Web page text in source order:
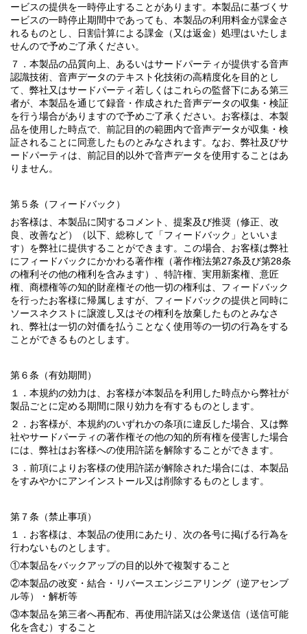
ービスの提供を一時停止することがあります。本製品に基づくサ
ービスの一時停止期間中であっても、本製品の利用料金が課金さ
れるものとし、日割計算による課金（又は返金）処理はいたしま
せんので予めご了承ください。
７．本製品の品質向上、あるいはサードパーティが提供する音声
認識技術、音声データのテキスト化技術の高精度化を目的とし
て、弊社又はサードパーティ若しくはこれらの監督下にある第三
者が、本製品を通じて録音・作成された音声データの収集・検証
を行う場合がありますので予めご了承ください。お客様は、本製
品を使用した時点で、前記目的の範囲内で音声データが収集・検
証されることに同意したものとみなされます。なお、弊社及びサ
ードパーティは、前記目的以外で音声データを使用することはあ
りません。
第５条（フィードバック）
お客様は、本製品に関するコメント、提案及び推奨（修正、改
良、改善など）（以下、総称して「フィードバック」といいま
す）を弊社に提供することができます。この場合、お客様は弊社
にフィードバックにかかわる著作権（著作権法第27条及び第28条
の権利その他の権利を含みます）、特許権、実用新案権、意匠
権、商標権等の知的財産権その他一切の権利は、フィードバック
を行ったお客様に帰属しますが、フィードバックの提供と同時に
ソースネクストに譲渡し又はその権利を放棄したものとみなさ
れ、弊社は一切の対価を払うことなく使用等の一切の行為をする
ことができるものとします。
第６条（有効期間）
１．本規約の効力は、お客様が本製品を利用した時点から弊社が
製品ごとに定める期間に限り効力を有するものとします。
２．お客様が、本規約のいずれかの条項に違反した場合、又は弊
社やサードパーティの著作権その他の知的所有権を侵害した場合
には、弊社はお客様への使用許諾を解除することができます。
３．前項によりお客様の使用許諾が解除された場合には、本製品
をすみやかにアンインストール又は削除するものとします。
第７条（禁止事項）
１．お客様は、本製品の使用にあたり、次の各号に掲げる行為を
行わないものとします。
①本製品をバックアップの目的以外で複製すること
②本製品の改変・結合・リバースエンジニアリング（逆アセンブ
ル等）・解析等
③本製品を第三者へ再配布、再使用許諾又は公衆送信（送信可能
化を含む）すること